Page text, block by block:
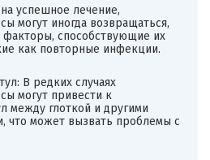
успешное лечение,
могут иногда возвращаться,
факторы, способствующие их
как повторные инфекции.
В редких случаях
могут привести к
между глоткой и другими
что может вызвать проблемы с